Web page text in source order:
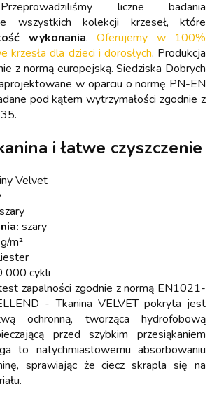
liczne badania
wszystkich kolekcji krzeseł, które
wykonania.Oferujemy w 100%
krzesła dla dzieci i dorosłych. Produkcja
z normą europejską. Siedziska Dobrych
w oparciu o normę PN-EN
pod kątem wytrzymałości zgodnie z
i łatwe czyszczenie
Velvet
szary
szary
m²
000 cykli
zapalności zgodnie z normą EN1021-
- Tkanina VELVET pokryta jest
ochronną, tworząca hydrofobową
przed szybkim przesiąkaniem
to natychmiastowemu absorbowaniu
sprawiając że ciecz skrapla się na